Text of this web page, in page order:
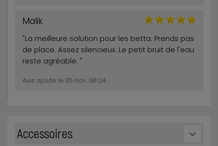
Malik
"La meilleure solution pour les betta. Prends pas
de place. Assez silencieux. Le petit bruit de l'eau
reste agréable. "
Avis ajouté le 05 nov. 18h24
Accessoires